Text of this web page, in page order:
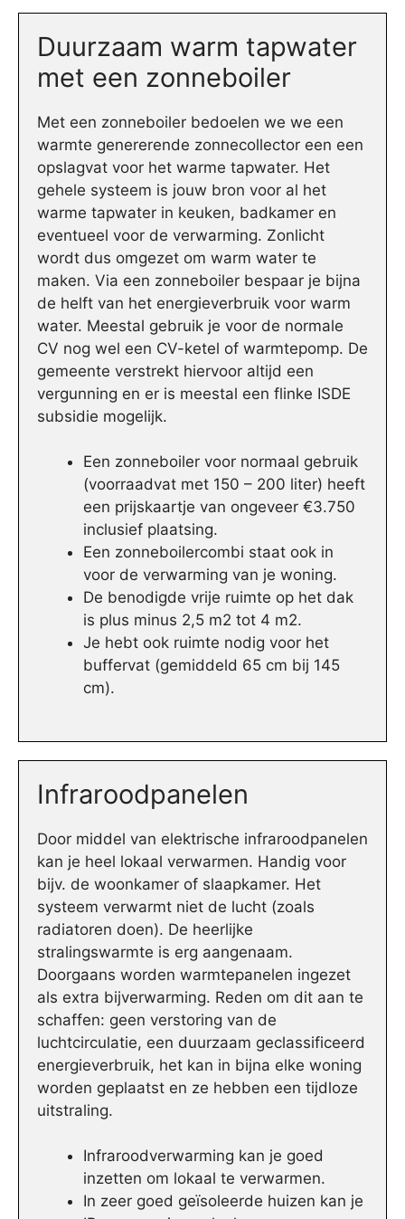
Duurzaam warm tapwater
met een zonneboiler
Met een zonneboiler bedoelen we we een
warmte genererende zonnecollector een een
opslagvat voor het warme tapwater. Het
gehele systeem is jouw bron voor al het
warme tapwater in keuken, badkamer en
eventueel voor de verwarming. Zonlicht
wordt dus omgezet om warm water te
maken. Via een zonneboiler bespaar je bijna
de helft van het energieverbruik voor warm
water. Meestal gebruik je voor de normale
CV nog wel een CV-ketel of warmtepomp. De
gemeente verstrekt hiervoor altijd een
vergunning en er is meestal een flinke ISDE
subsidie mogelijk.
Een zonneboiler voor normaal gebruik
(voorraadvat met 150 – 200 liter) heeft
een prijskaartje van ongeveer €3.750
inclusief plaatsing.
Een zonneboilercombi staat ook in
voor de verwarming van je woning.
De benodigde vrije ruimte op het dak
is plus minus 2,5 m2 tot 4 m2.
Je hebt ook ruimte nodig voor het
buffervat (gemiddeld 65 cm bij 145
cm).
Infraroodpanelen
Door middel van elektrische infraroodpanelen
kan je heel lokaal verwarmen. Handig voor
bijv. de woonkamer of slaapkamer. Het
systeem verwarmt niet de lucht (zoals
radiatoren doen). De heerlijke
stralingswarmte is erg aangenaam.
Doorgaans worden warmtepanelen ingezet
als extra bijverwarming. Reden om dit aan te
schaffen: geen verstoring van de
luchtcirculatie, een duurzaam geclassificeerd
energieverbruik, het kan in bijna elke woning
worden geplaatst en ze hebben een tijdloze
uitstraling.
Infraroodverwarming kan je goed
inzetten om lokaal te verwarmen.
In zeer goed geïsoleerde huizen kan je